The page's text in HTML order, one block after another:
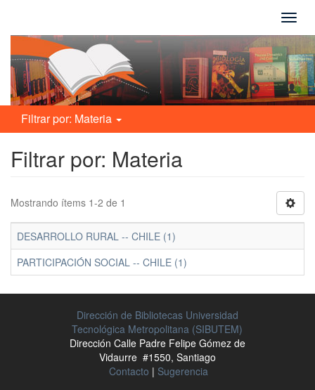
Filtrar por: Materia
Filtrar por: Materia
Mostrando ítems 1-2 de 1
DESARROLLO RURAL -- CHILE (1)
PARTICIPACIÓN SOCIAL -- CHILE (1)
Dirección de Bibliotecas Universidad
Tecnológica Metropolitana (SIBUTEM)
Dirección Calle Padre Felipe Gómez de
Vidaurre #1550, Santiago
Contacto | Sugerencia